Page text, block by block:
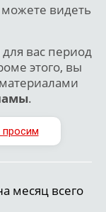
видеть
вас период
этого, вы
.
месяц всего